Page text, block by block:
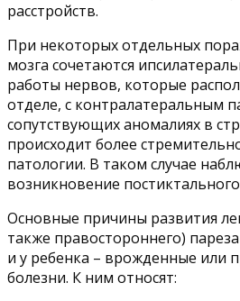
расстройств.
При некоторых отдельных
мозга сочетаются
работы нервов, которые
отделе, с контралатеральным
сопутствующих аномалиях в
происходит более
патологии. В таком случае
возникновение
Основные причины развития
также правостороннего)
и у ребенка – врожденные или
болезни. К ним относят: